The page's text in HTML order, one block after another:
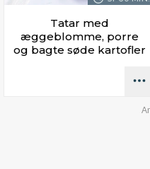
Tatar med
æggeblomme, porre
og bagte søde kartofler